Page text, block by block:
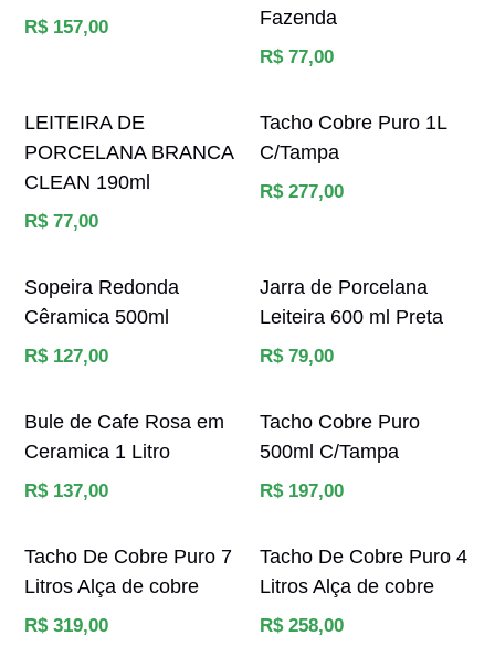
Preço
R$ 157,00
Fazenda
Preço
R$ 77,00
LEITEIRA DE
PORCELANA BRANCA
CLEAN 190ml
Preço
R$ 77,00
Tacho Cobre Puro 1L
C/Tampa
Preço
R$ 277,00
Sopeira Redonda
Cêramica 500ml
Preço
R$ 127,00
Jarra de Porcelana
Leiteira 600 ml Preta
Preço
R$ 79,00
Bule de Cafe Rosa em
Ceramica 1 Litro
Preço
R$ 137,00
Tacho Cobre Puro
500ml C/Tampa
Preço
R$ 197,00
Tacho De Cobre Puro 7
Litros Alça de cobre
Preço
R$ 319,00
Tacho De Cobre Puro 4
Litros Alça de cobre
Preço
R$ 258,00